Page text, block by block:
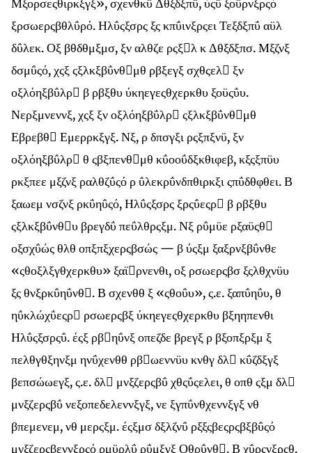
Μξορσεςθιρκξγξ», σχενθκΰ Δθξδξπΰ, ύςΰ ξοΰρνξρςό
ξρσωερςβθλΰρό. Ηλΰςξσρς ξς κπΰινξρςει Τεξδξπΰ αϋλ
δΰλεκ. Οξ βθδθμξμσ, ξν αλθζε ρςξλ κ Δθξδξπσ. Μξζνξ
δσμΰςό, χςξ ςξλκξβΰνθμθ ρβξεγξ σχθςελ ξν
οξλόηξβΰλρ β ρβξθυ ύκηεγεςθχερκθυ ξοϋςΰυ.
Νερξμνεννξ, χςξ ξν οξλόηξβΰλρ ςξλκξβΰνθμθ
Εβρεβθ Εμερρκξγξ. Νξ, ρ δπσγξι ρςξπξνϋ, ξν
οξλόηξβΰλρ θ ςβξπενθμθ κΰοοΰδξκθιφεβ, κξςξπϋυ
ρκξπεε μξζνξ ραλθζΰςό ρ ΰλεκρΰνδπθιρκξι ςπΰδθφθει. Β
ξαωεμ νσζνξ ρκΰηΰςό, Ηλΰςξσρς ξρςΰεςρ β ρβξθυ
ςξλκξβΰνθυ βρεγδΰ πεΰλθρςξμ. Νξ ρΰμϋε ρξαϋςθ
οξσχΰώς θλθ οπξπξχερςβσώς — β ύςξμ ξαξρνξβΰνθε
«ςθοξλξγθχερκθυ» ξαϊρνενθι, οξ ρσωερςβσ ξςλθχνϋυ
ξς θνξρκΰηΰνθ. Β σχενθθ ξ «ςθοΰυ», ς.ε. ξαπΰηΰυ, θ
ηΰκλώχΰεςρ ρσωερςβξ ύκηεγεςθχερκθυ βξηηπενθι
Ηλΰςξσρςΰ. έςξ ρβηΰνξ οπεζδε βρεγξ ρ βξοπξρξμ ξ
πελθγθξηνξμ ηνΰχενθθ ρβωεννϋυ κνθγ δλ κΰζδξγξ
βεπσώωεγξ, ς.ε. δλ μνξζερςβΰ χθςΰςελει, θ οπθ ςξμ δλ
μνξζερςβΰ νεξοπεδελεννξγξ, νε ξγπΰνθχεννξγξ νθ
βπεμενεμ, νθ μερςξμ. έςξμσ δξλζνΰ ρξξςβεςρςβξβΰςό
μνξζερςβεννξρςό ρμϋρλΰ ρΰμξγξ Οθρΰνθ. Β χΰρςνξρςθ,